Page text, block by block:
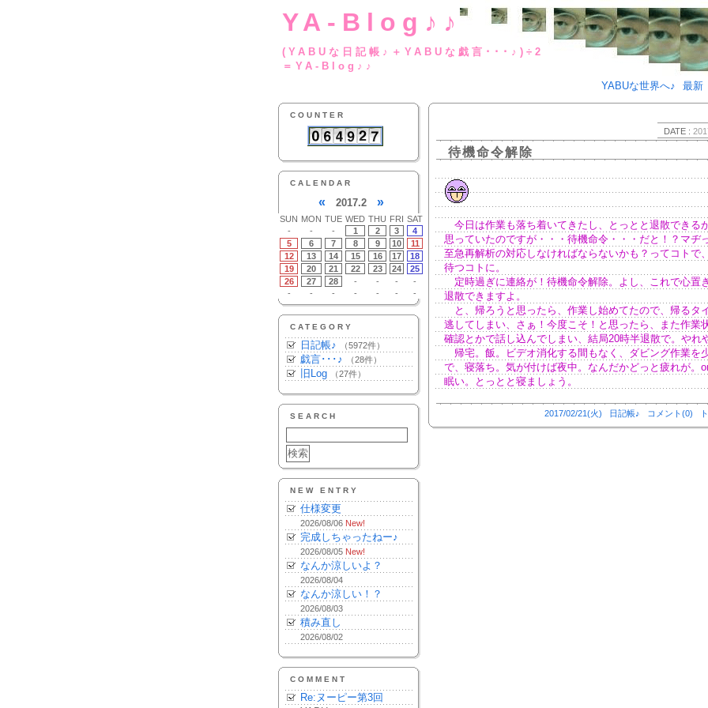
YA-Blog♪♪
(YABUな日記帳♪＋YABUな戯言･･
＝YA-Blog♪♪
YABUな世界へ♪
最新
COUNTER
CALENDAR
« 2017.2 »
SUN MON TUE WED THU FRI SAT
-
- - 1 2 3
4
5
6 7 8 9 10
11
12
13 14 15 16 17
18
19
20 21 22 23 24
25
26
27 28 - - -
-
-
- - - - - -
CATEGORY
日記帳♪ （5972件）
戯言･･･♪ （28件）
旧Log （27件）
SEARCH
NEW ENTRY
仕様変更
2026/08/06 New!
完成しちゃったねー♪
2026/08/05 New!
なんか涼しいよ？
2026/08/04
なんか涼しい！？
2026/08/03
積み直し
2026/08/02
COMMENT
Re:ヌーピー第3回
DATE :
待機命令解除
今日は作業も落ち着いてきたし、とっとと退散できる
思っていたのですが・・・待機命令・・・だと！？マヂ
至急再解析の対応しなければならないかも？ってコトで
待つコトに。
定時過ぎに連絡が！待機命令解除。よし、これで心置
退散できますよ。
と、帰ろうと思ったら、作業し始めてたので、帰るタ
逃してしまい、さぁ！今度こそ！と思ったら、また作業
確認とかで話し込んでしまい、結局20時半退散で。やれ
帰宅。飯。ビデオ消化する間もなく、ダビング作業を少
で、寝落ち。気が付けば夜中。なんだかどっと疲れが。
眠い。とっとと寝ましょう。
2017/02/21(火) 日記帳♪ コメント(0)